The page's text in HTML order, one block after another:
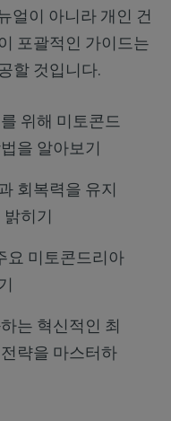
얼이 아니라 개인 건
포괄적인 가이드는
할 것입니다.
위해 미토콘드
을 알아보기
회복력을 유지
히기
요 미토콘드리아
는 혁신적인 최
략을 마스터하